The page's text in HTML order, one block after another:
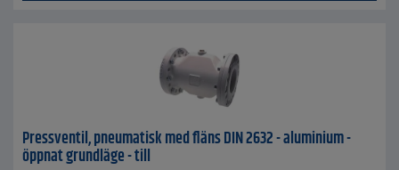
Pressventil, pneumatisk med fläns DIN 2632 - aluminium -
öppnat grundläge - till